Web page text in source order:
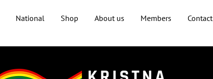
National Shop About us Members Contact